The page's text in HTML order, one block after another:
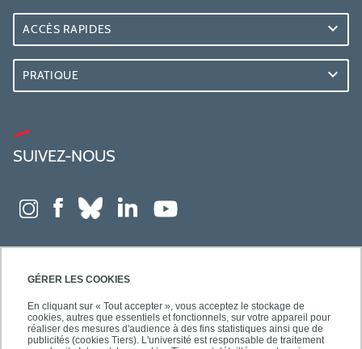
GÉRER LES COOKIES
En cliquant sur « Tout accepter », vous acceptez le stockage de
cookies, autres que essentiels et fonctionnels, sur votre appareil pour
réaliser des mesures d'audience à des fins statistiques ainsi que de
publicités (cookies Tiers). L'université est responsable de traitement
ACCÈS RAPIDES
PRATIQUE
SUIVEZ-NOUS